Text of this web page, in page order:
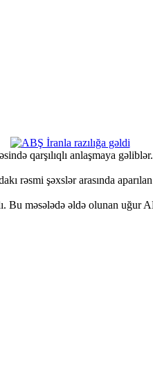
qarşılıqlı anlaşmaya gəliblər.
şəxslər arasında
məsələdə əldə olunan uğur